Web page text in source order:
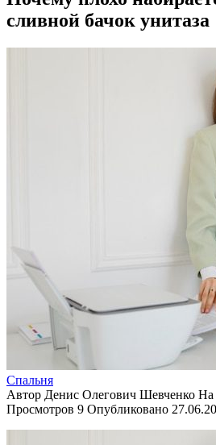
сливной бачок унитаза
Спальня
Автор Денис Олегович Шевченко На
Просмотров 9 Опубликовано